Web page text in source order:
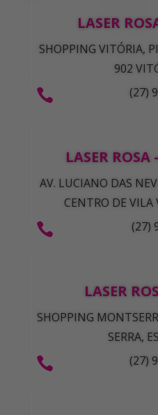
LASER
SHOPPING VITÓRIA,
902
 (27)
LASER
AV. LUCIANO DAS
CENTRO DE
 (27)
LASER
SHOPPING
SERRA,
 (27)